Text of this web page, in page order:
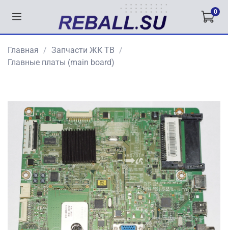
0
Главная
Запчасти ЖК ТВ
Главные платы (main board)